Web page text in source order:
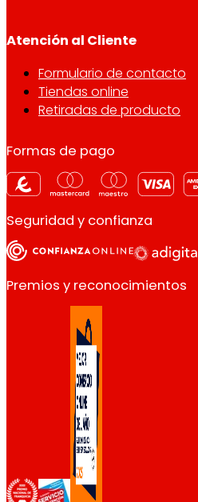
Atención al Cliente
Formulario de contacto
Tiendas online
Retiradas de producto
Formas de pago
Seguridad y confianza
Premios y reconocimientos